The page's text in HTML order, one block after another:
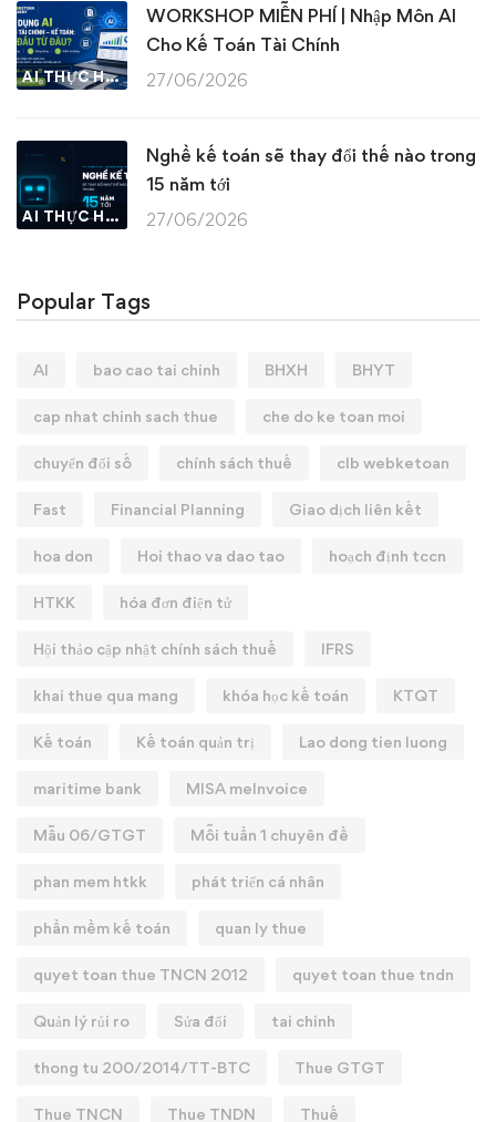
AI THỰC HÀNH
WORKSHOP MIỄN PHÍ | Nhập Môn AI
Cho Kế Toán Tài Chính
27/06/2026
AI THỰC HÀNH
Nghề kế toán sẽ thay đổi thế nào trong
15 năm tới
27/06/2026
Popular Tags
AI bao cao tai chinh BHXH BHYT
cap nhat chinh sach thue che do ke toan moi
chuyển đổi số chính sách thuế clb webketoan
Fast Financial Planning Giao dịch liên kết
hoa don Hoi thao va dao tao hoạch định tccn
HTKK hóa đơn điện tử
Hội thảo cập nhật chính sách thuế IFRS
khai thue qua mang khóa học kế toán KTQT
Kế toán Kế toán quản trị Lao dong tien luong
maritime bank MISA meInvoice
Mẫu 06/GTGT Mỗi tuần 1 chuyên đề
phan mem htkk phát triển cá nhân
phần mềm kế toán quan ly thue
quyet toan thue TNCN 2012 quyet toan thue tndn
Quản lý rủi ro Sửa đổi tai chinh
thong tu 200/2014/TT-BTC Thue GTGT
Thue TNCN Thue TNDN Thuế